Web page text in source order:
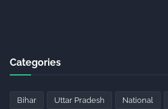
Categories
Bihar Uttar Pradesh National